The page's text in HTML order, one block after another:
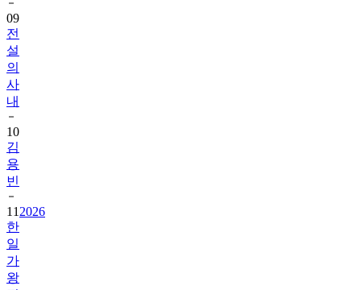
09
전
설
의
사
내
10
김
용
빈
11 2026
한
일
가
왕